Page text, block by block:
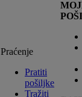
Praćenje
Pratiti
pošiljke
Tražiti